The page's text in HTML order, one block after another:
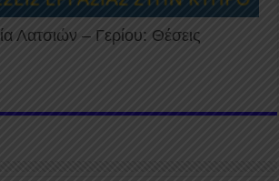
Λατσιών – Γερίου: Θέσεις